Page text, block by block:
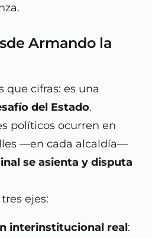
Armando la
que cifras: es una
del Estado.
políticos ocurren en
—en cada alcaldía—
se asienta y disputa
ejes:
interinstitucional real: